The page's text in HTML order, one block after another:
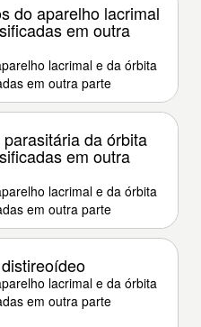
do aparelho lacrimal
em outra
lacrimal e da órbita
em outra parte
da órbita
em outra
lacrimal e da órbita
em outra parte
lacrimal e da órbita
em outra parte